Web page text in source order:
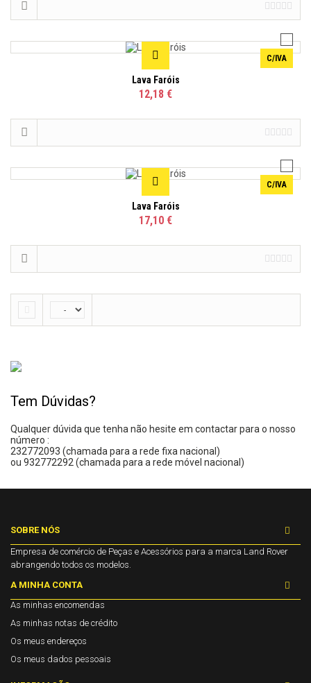
C/IVA
Lava Faróis
12,18 €
C/IVA
Lava Faróis
17,10 €
Tem Dúvidas?
Qualquer dúvida que tenha não hesite em contactar para o nosso
número :
232772093 (chamada para a rede fixa nacional)
ou 932772292 (chamada para a rede móvel nacional)
SOBRE NÓS
Empresa de comércio de Peças e Acessórios para a marca Land Rover
abrangendo todos os modelos.
A MINHA CONTA
As minhas encomendas
As minhas notas de crédito
Os meus endereços
Os meus dados pessoais